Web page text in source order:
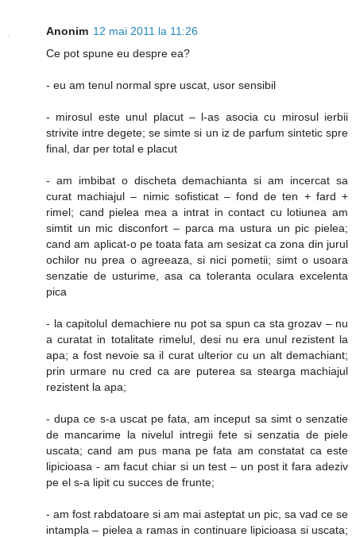
Anonim 12 mai 2011 la 11:26
Ce pot spune eu despre ea?
- eu am tenul normal spre uscat, usor sensibil
- mirosul este unul placut – l-as asocia cu mirosul ierbii
strivite intre degete; se simte si un iz de parfum sintetic spre
final, dar per total e placut
- am imbibat o discheta demachianta si am incercat sa
curat machiajul – nimic sofisticat – fond de ten + fard +
rimel; cand pielea mea a intrat in contact cu lotiunea am
simtit un mic disconfort – parca ma ustura un pic pielea;
cand am aplicat-o pe toata fata am sesizat ca zona din jurul
ochilor nu prea o agreeaza, si nici pometii; simt o usoara
senzatie de usturime, asa ca toleranta oculara excelenta
pica
- la capitolul demachiere nu pot sa spun ca sta grozav – nu
a curatat in totalitate rimelul, desi nu era unul rezistent la
apa; a fost nevoie sa il curat ulterior cu un alt demachiant;
prin urmare nu cred ca are puterea sa stearga machiajul
rezistent la apa;
- dupa ce s-a uscat pe fata, am inceput sa simt o senzatie
de mancarime la nivelul intregii fete si senzatia de piele
uscata; cand am pus mana pe fata am constatat ca este
lipicioasa - am facut chiar si un test – un post it fara adeziv
pe el s-a lipit cu succes de frunte;
- am fost rabdatoare si am mai asteptat un pic, sa vad ce se
intampla – pielea a ramas in continuare lipicioasa si uscata;